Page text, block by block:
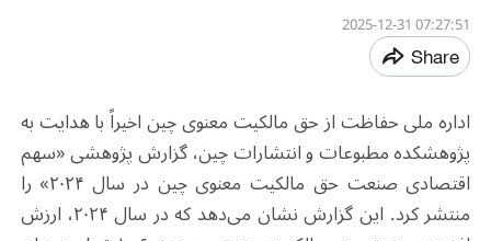
07:27:51 2025-12-31
Share
اداره ملی حفاظت از حق مالکیت معنوی چین اخیراً با هدایت به
پژوهشکده مطبوعات و انتشارات چین، گزارش پژوهشی «سهم
اقتصادی صنعت حق مالکیت معنوی چین در سال ۲۰۲۴» را
منتشر کرد. این گزارش نشان می‌دهد که در سال ۲۰۲۴، ارزش